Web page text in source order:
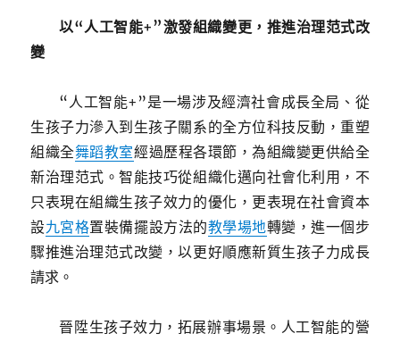
以“人工智能+”激發組織變更，推進治理范式改
變
“人工智能+”是一場涉及經濟社會成長全局、從
生孩子力滲入到生孩子關系的全方位科技反動，重塑
組織全舞蹈教室經過歷程各環節，為組織變更供給全
新治理范式。智能技巧從組織化邁向社會化利用，不
只表現在組織生孩子效力的優化，更表現在社會資本
設九宮格置裝備擺設方法的教學場地轉變，進一個步
驟推進治理范式改變，以更好順應新質生孩子力成長
請求。
晉陞生孩子效力，拓展辦事場景。人工智能的營